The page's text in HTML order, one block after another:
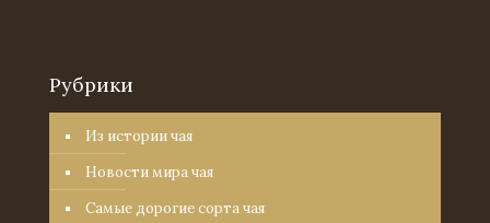
Рубрики
Из истории чая
Новости мира чая
Самые дорогие сорта чая